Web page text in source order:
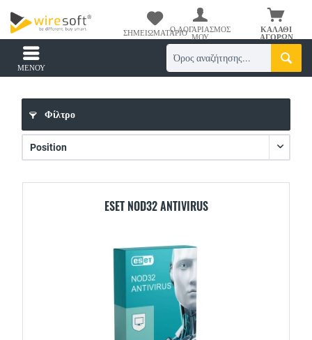
ΚΑΛΆΘΙ
ΑΓΟΡΏΝ
ΣΗΜΕΙΩΜΑΤΆΡΙΟΟ ΛΟΓΑΡΙΑΣΜΌΣ
ΜΟΥ
ΜΕΝΟΎ
Φίλτρο
ESET NOD32 ANTIVIRUS